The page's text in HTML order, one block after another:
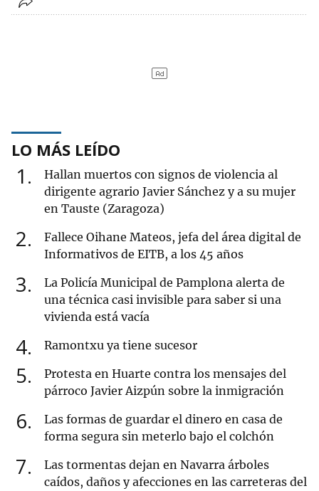
LO MÁS LEÍDO
1
Hallan muertos con signos de violencia al
dirigente agrario Javier Sánchez y a su mujer
en Tauste (Zaragoza)
2
Fallece Oihane Mateos, jefa del área digital de
Informativos de EITB, a los 45 años
3
La Policía Municipal de Pamplona alerta de
una técnica casi invisible para saber si una
vivienda está vacía
4 Ramontxu ya tiene sucesor
5
Protesta en Huarte contra los mensajes del
párroco Javier Aizpún sobre la inmigración
6
Las formas de guardar el dinero en casa de
forma segura sin meterlo bajo el colchón
7
Las tormentas dejan en Navarra árboles
caídos, daños y afecciones en las carreteras del